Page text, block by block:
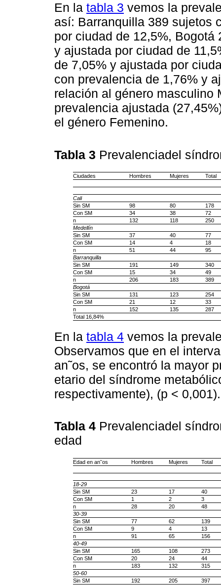
En la tabla 3 vemos la
así: Barranquilla 389 sujetos
por ciudad de 12,5%,
y ajustada por ciudad de
de 7,05% y ajustada por
con prevalencia de 1,76% y
relación al género masculino
prevalencia ajustada
el género Femenino.
Tabla 3 Prevalenciadel
Ciudades Hombres Mujeres Total
Cali
Sin SM
98 80
178
Con SM
34 38
72
n
132 118
250
Medellín
Sin SM
37 40
77
Con SM
14 4
18
n
51 44
95
Barranquilla
Sin SM
191 149
340
Con SM
15 34
49
n
206 183
389
Bogotá
Sin SM
131 123
254
Con SM
21 12
33
n
152 135
287
Total 16,84%
En la tabla 4 vemos la
Observamos que en el
an˜os, se encontró la mayor
etario del síndrome
respectivamente), (p < 0,001).
Tabla 4 Prevalenciadel
edad
Edad en an˜os Hombres Mujeres Total
18-29
Sin SM
23 17
40
Con SM
1 2
3
n
28 20
48
30-39
Sin SM
77 62
139
Con SM
9 4
13
n
91 65
156
40-49
Sin SM
165 108
273
Con SM
20 24
44
n
183 132
315
50-60
Sin SM
192 205
397